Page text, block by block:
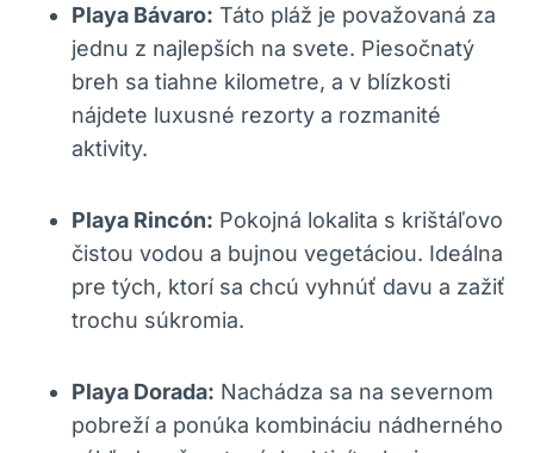
Playa Bávaro: Táto pláž je považovaná za
jednu z najlepších na svete. Piesočnatý
breh sa tiahne kilometre, a v blízkosti
nájdete luxusné rezorty a rozmanité
aktivity.
Playa Rincón: Pokojná lokalita s krištáľovo
čistou vodou a bujnou vegetáciou. Ideálna
pre tých, ktorí sa chcú vyhnúť davu a zažiť
trochu súkromia.
Playa Dorada: Nachádza sa na severnom
pobreží a ponúka kombináciu nádherného